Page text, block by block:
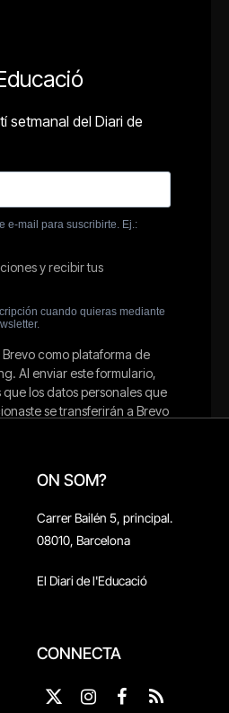
ON SOM?
Carrer Bailén 5, principal.
08010, Barcelona
El Diari de l'Educació
CONNECTA
X
Instagram
Facebook
RSS